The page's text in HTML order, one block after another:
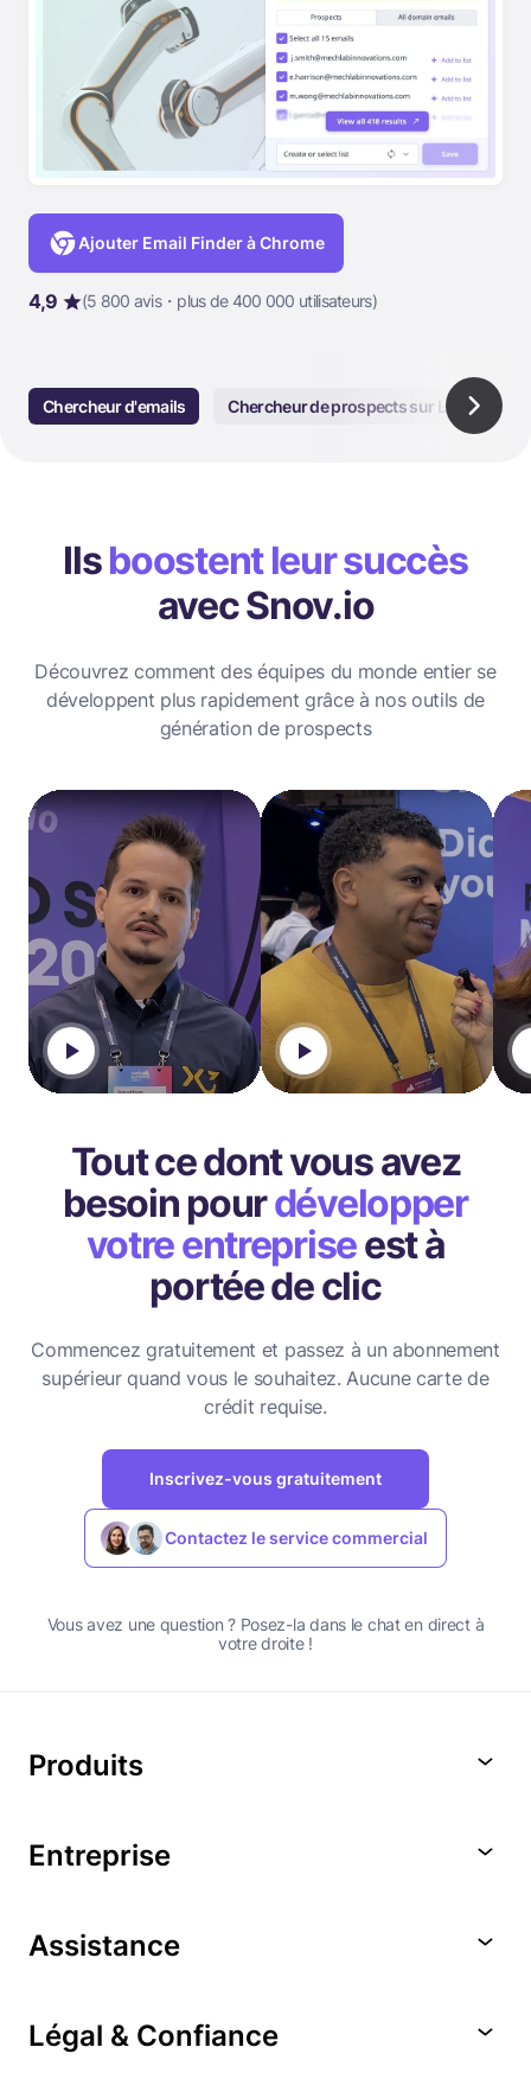
Ajouter Email Finder à Chrome
4,9 (5 800 avis・plus de 400 000 utilisateurs)
Chercheur d'emails Chercheur de prospects sur LI
Ilsboostent leur succès
avec Snov.io
Découvrez comment des équipes du monde entier se
développent plus rapidement grâce à nos outils de
génération de prospects
Tout ce dont vous avez
besoin pourdévelopper
votre entrepriseest à
portée de clic
Commencez gratuitement et passez à un abonnement
supérieur quand vous le souhaitez. Aucune carte de
crédit requise.
Inscrivez-vous gratuitement
Contactez le service commercial
Vous avez une question ? Posez-la dans le chat en direct à
votre droite !
Produits
Entreprise
Assistance
Légal & Confiance